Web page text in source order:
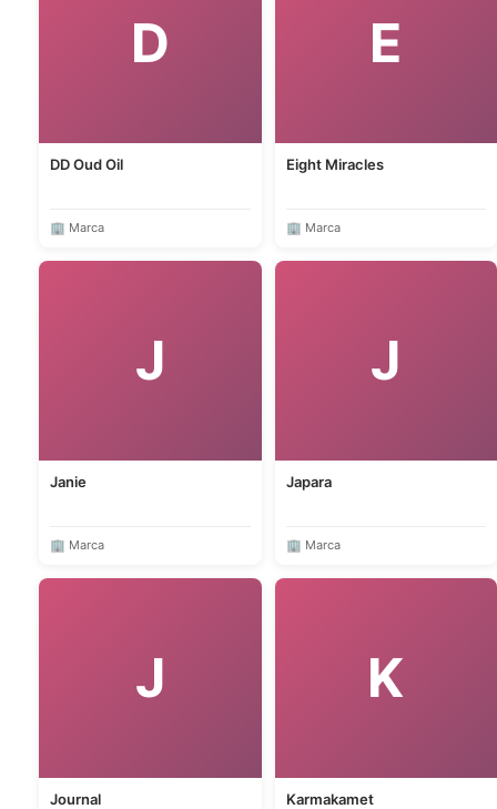
D
DD Oud Oil
🏢 Marca
E
Eight Miracles
🏢 Marca
J
Janie
🏢 Marca
J
Japara
🏢 Marca
J
Journal
K
Karmakamet